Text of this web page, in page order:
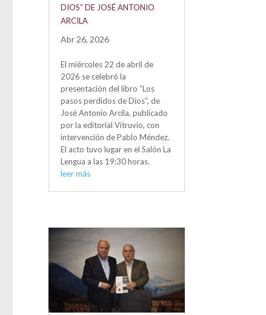
DIOS” DE JOSÉ ANTONIO
ARCILA
Abr 26, 2026
El miércoles 22 de abril de
2026 se celebró la
presentación del libro “Los
pasos perdidos de Dios”, de
José Antonio Arcila, publicado
por la editorial Vitruvio, con
intervención de Pablo Méndez.
El acto tuvo lugar en el Salón La
Lengua a las 19:30 horas.
leer más